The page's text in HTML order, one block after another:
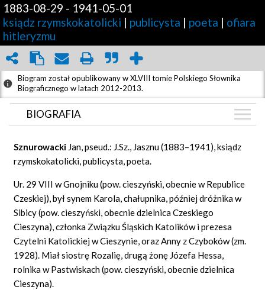
1883-08-29 - 1941-05-01
ksiądz rzymskokatolicki | publicysta | poeta | ofiara
hitleryzmu
Biogram został opublikowany w XLVIII tomie Polskiego Słownika
Biograficznego w latach 2012-2013.
BIOGRAFIA
GRAF POWIĄZAŃ
DYSKUSJA
Mapa
Sznurowacki Jan, pseud.: J.Sz., Jasznu (1883–1941), ksiądz
rzymskokatolicki, publicysta, poeta.
Ur. 29 VIII w Gnojniku (pow. cieszyński, obecnie w Republice
Czeskiej), był synem Karola, chałupnika, później dróżnika w
Sibicy (pow. cieszyński, obecnie dzielnica Czeskiego
Cieszyna), członka Związku Śląskich Katolików i prezesa
Czytelni Katolickiej w Cieszynie, oraz Anny z Czyboków (zm.
1928). Miał siostrę Rozalię, drugą żonę Józefa Hessa,
rolnika w Pastwiskach (pow. cieszyński, obecnie dzielnica
Cieszyna).